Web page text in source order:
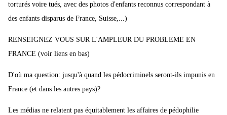
torturés voire tués, avec des photos d'enfants reconnus correspondant à
des enfants disparus de France, Suisse,...)
RENSEIGNEZ VOUS SUR L'AMPLEUR DU PROBLEME EN
FRANCE (voir liens en bas)
D'où ma question: jusqu'à quand les pédocriminels seront-ils impunis en
France (et dans les autres pays)?
Les médias ne relatent pas équitablement les affaires de pédophilie